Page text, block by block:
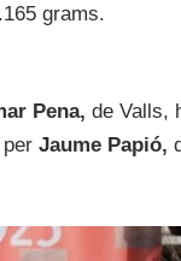
grams.
Pena, de Valls,
Jaume Papió,